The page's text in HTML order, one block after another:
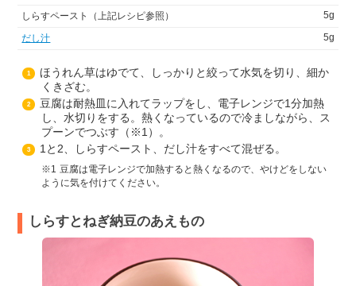
しらすペースト（上記レシピ参照） 5g
だし汁 5g
1
ほうれん草はゆでて、しっかりと絞って水気を切り、細か
くきざむ。
2
豆腐は耐熱皿に入れてラップをし、電子レンジで1分加熱
し、水切りをする。熱くなっているので冷ましながら、ス
プーンでつぶす（※1）。
3 1と2、しらすペースト、だし汁をすべて混ぜる。
1 豆腐は電子レンジで加熱すると熱くなるので、やけどをしない
ように気を付けてください。
しらすとねぎ納豆のあえもの